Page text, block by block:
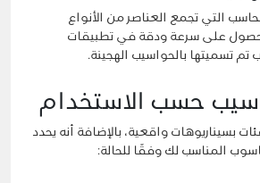
التي تجمع العناصر من الأنواع
للحصول على سرعة ودقة في تطبيقات
تسميتها بالحواسيب الهجينة.
حسب الاستخدام
بسيناريوهات واقعية، بالإضافة أنه يحدد
المناسب لك وفقًا للحالة: